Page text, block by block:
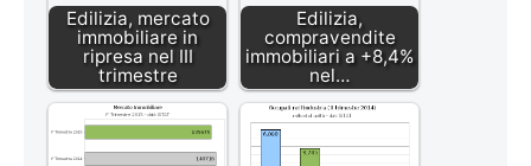
Edilizia, mercato
immobiliare in
ripresa nel III
trimestre
Edilizia,
compravendite
immobiliari a +8,4%
nel…